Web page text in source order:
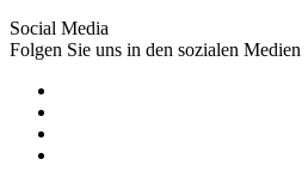
Social Media
Folgen Sie uns in den sozialen Medien